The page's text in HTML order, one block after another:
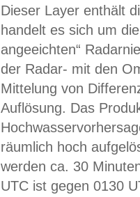
Dieser Layer enthält
handelt es sich um
angeeichten“
der Radar- mit den
Mittelung von
Auflösung. Das
räumlich hoch
werden ca. 30
UTC ist gegen 0130